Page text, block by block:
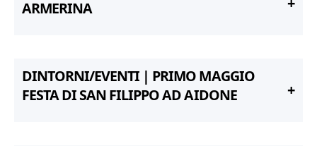
ARMERINA
DINTORNI/EVENTI | PRIMO MAGGIO
FESTA DI SAN FILIPPO AD AIDONE